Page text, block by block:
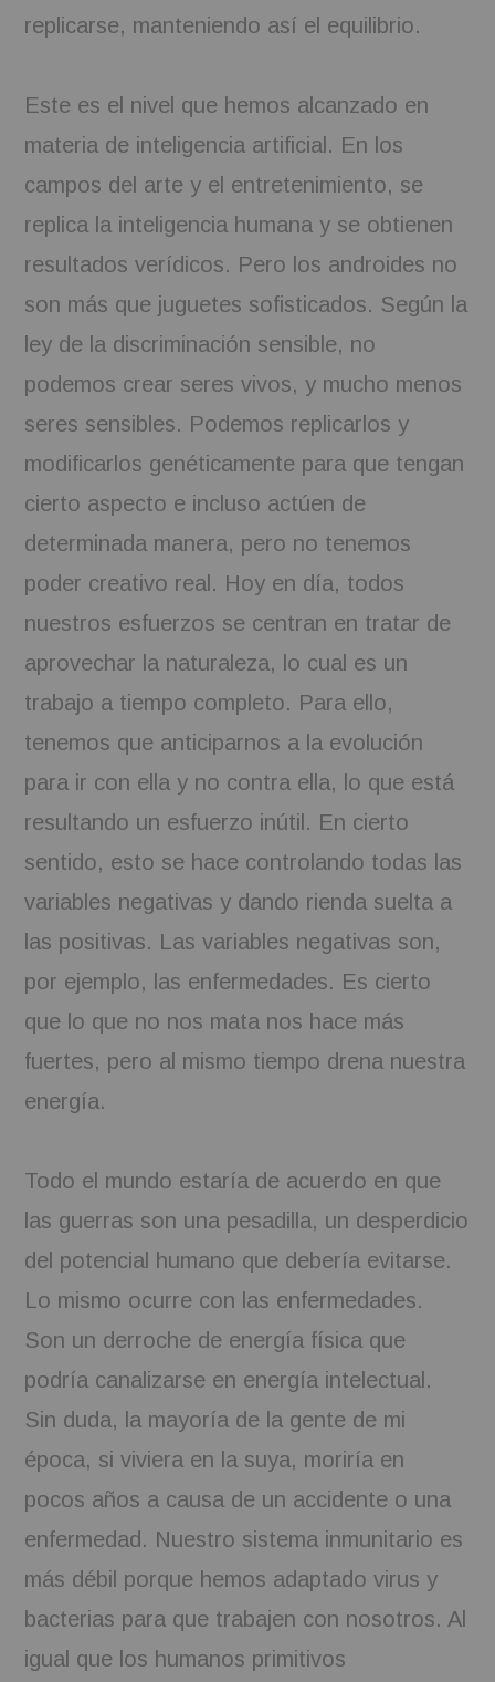
replicarse, manteniendo así el equilibrio.
Este es el nivel que hemos alcanzado en
materia de inteligencia artificial. En los
campos del arte y el entretenimiento, se
replica la inteligencia humana y se obtienen
resultados verídicos. Pero los androides no
son más que juguetes sofisticados. Según la
ley de la discriminación sensible, no
podemos crear seres vivos, y mucho menos
seres sensibles. Podemos replicarlos y
modificarlos genéticamente para que tengan
cierto aspecto e incluso actúen de
determinada manera, pero no tenemos
poder creativo real. Hoy en día, todos
nuestros esfuerzos se centran en tratar de
aprovechar la naturaleza, lo cual es un
trabajo a tiempo completo. Para ello,
tenemos que anticiparnos a la evolución
para ir con ella y no contra ella, lo que está
resultando un esfuerzo inútil. En cierto
sentido, esto se hace controlando todas las
variables negativas y dando rienda suelta a
las positivas. Las variables negativas son,
por ejemplo, las enfermedades. Es cierto
que lo que no nos mata nos hace más
fuertes, pero al mismo tiempo drena nuestra
energía.
Todo el mundo estaría de acuerdo en que
las guerras son una pesadilla, un desperdicio
del potencial humano que debería evitarse.
Lo mismo ocurre con las enfermedades.
Son un derroche de energía física que
podría canalizarse en energía intelectual.
Sin duda, la mayoría de la gente de mi
época, si viviera en la suya, moriría en
pocos años a causa de un accidente o una
enfermedad. Nuestro sistema inmunitario es
más débil porque hemos adaptado virus y
bacterias para que trabajen con nosotros. Al
igual que los humanos primitivos